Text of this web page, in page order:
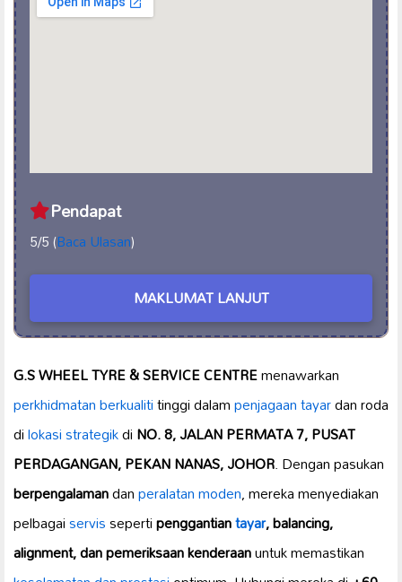
Pendapat
5/5 (Baca Ulasan)
MAKLUMAT LANJUT
G.S WHEEL TYRE & SERVICE CENTREmenawarkan
perkhidmatan berkualititinggi dalampenjagaan tayardan roda
dilokasi strategikdiNO. 8, JALAN PERMATA 7, PUSAT
PERDAGANGAN, PEKAN NANAS, JOHOR. Dengan pasukan
berpengalamandanperalatan moden, mereka menyediakan
pelbagaiservissepertipenggantiantayar, balancing,
alignment, dan pemeriksaan kenderaanuntuk memastikan